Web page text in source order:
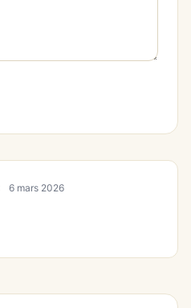
6 mars 2026